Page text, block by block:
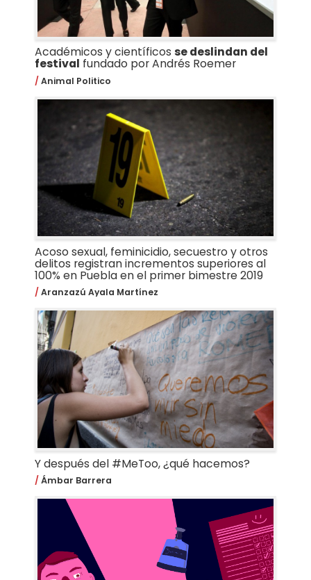
Académicos y científicos se deslindan del
festival fundado por Andrés Roemer
Animal Politico
Acoso sexual, feminicidio, secuestro y otros
delitos registran incrementos superiores al
100% en Puebla en el primer bimestre 2019
Aranzazú Ayala Martínez
Y después del #MeToo, ¿qué hacemos?
Ámbar Barrera